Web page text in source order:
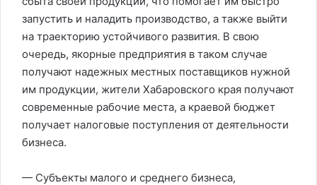
запустить и наладить производство, а также выйти
на траекторию устойчивого развития. В свою
очередь, якорные предприятия в таком случае
получают надежных местных поставщиков нужной
им продукции, жители Хабаровского края получают
современные рабочие места, а краевой бюджет
получает налоговые поступления от деятельности
бизнеса.
— Субъекты малого и среднего бизнеса,